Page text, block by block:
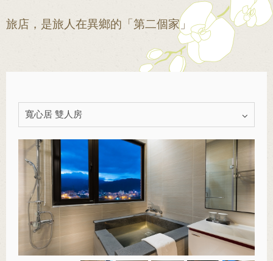
旅店，是旅人在異鄉的「第二個家」
寬心居 雙人房